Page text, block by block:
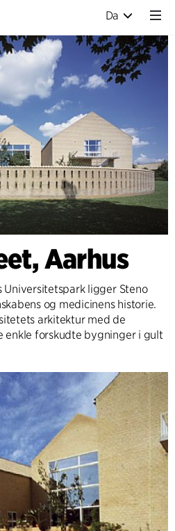
Da
Aarhus
Universitetspark ligger Steno
og medicinens historie.
arkitektur med de
enkle forskudte bygninger i gult